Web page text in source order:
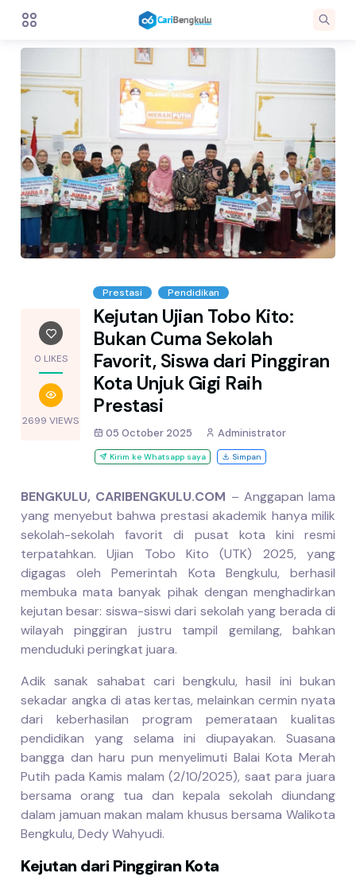
0 LIKES
2699 VIEWS
Prestasi Pendidikan
Kejutan Ujian Tobo Kito:
Bukan Cuma Sekolah
Favorit, Siswa dari Pinggiran
Kota Unjuk Gigi Raih
Prestasi
05 October 2025 Administrator
Kirim ke Whatsapp saya Simpan
BENGKULU, CARIBENGKULU.COM – Anggapan lama
yang menyebut bahwa prestasi akademik hanya milik
sekolah-sekolah favorit di pusat kota kini resmi
terpatahkan. Ujian Tobo Kito (UTK) 2025, yang
digagas oleh Pemerintah Kota Bengkulu, berhasil
membuka mata banyak pihak dengan menghadirkan
kejutan besar: siswa-siswi dari sekolah yang berada di
wilayah pinggiran justru tampil gemilang, bahkan
menduduki peringkat juara.
Adik sanak sahabat cari bengkulu, hasil ini bukan
sekadar angka di atas kertas, melainkan cermin nyata
dari keberhasilan program pemerataan kualitas
pendidikan yang selama ini diupayakan. Suasana
bangga dan haru pun menyelimuti Balai Kota Merah
Putih pada Kamis malam (2/10/2025), saat para juara
bersama orang tua dan kepala sekolah diundang
dalam jamuan makan malam khusus bersama Walikota
Bengkulu, Dedy Wahyudi.
Kejutan dari Pinggiran Kota